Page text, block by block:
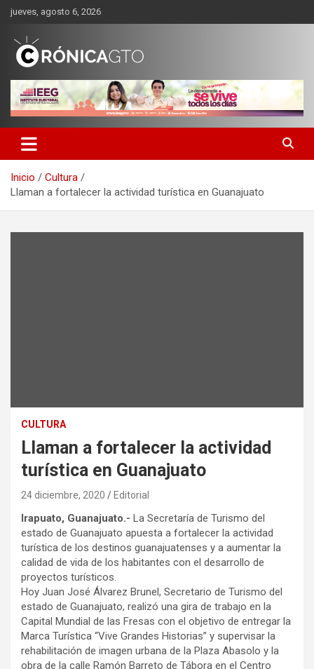
Saltar
contenido
jueves, agosto 6, 2026
CRONICA GUANAJUATO
Inicio
Cultura
Llaman a fortalecer la actividad turística en Guanajuato
CULTURA
Llaman a fortalecer la actividad
turística en Guanajuato
24 diciembre, 2020 Editorial
Irapuato, Guanajuato.- La Secretaría de Turismo del
estado de Guanajuato apuesta a fortalecer la actividad
turística de los destinos guanajuatenses y a aumentar la
calidad de vida de los habitantes con el desarrollo de
proyectos turísticos.
Hoy Juan José Álvarez Brunel, Secretario de Turismo del
estado de Guanajuato, realizó una gira de trabajo en la
Capital Mundial de las Fresas con el objetivo de entregar la
Marca Turística “Vive Grandes Historias” y supervisar la
rehabilitación de imagen urbana de la Plaza Abasolo y la
obra de la calle Ramón Barreto de Tábora en el Centro